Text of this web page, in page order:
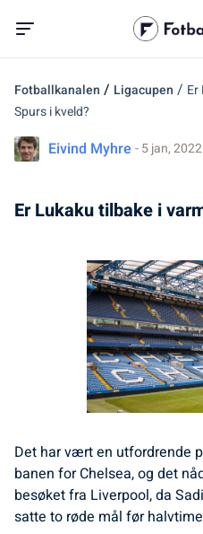
Fotballkanalen / Ligacupen /
Spurs i kveld?
Eivind Myhre - 5 jan, 2022
Er Lukaku tilbake i
Det har vært en utfordrende
banen for Chelsea, og det
besøket fra Liverpool, da
satte to røde mål før